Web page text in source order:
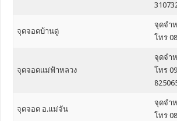
จุดจอดบ้านดู่
จุดจำ
โทร
จุดจอดแม่ฟ้าหลวง
จุดจำ
โทร
จุดจอด อ.แม่จัน
จุดจำ
โทร